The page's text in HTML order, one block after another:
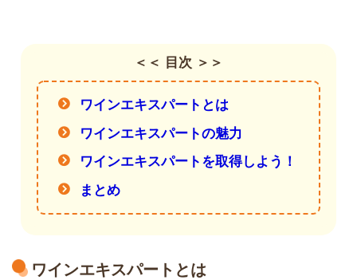
＜＜ 目次 ＞＞
ワインエキスパートとは
ワインエキスパートの魅力
ワインエキスパートを取得しよう！
まとめ
ワインエキスパートとは